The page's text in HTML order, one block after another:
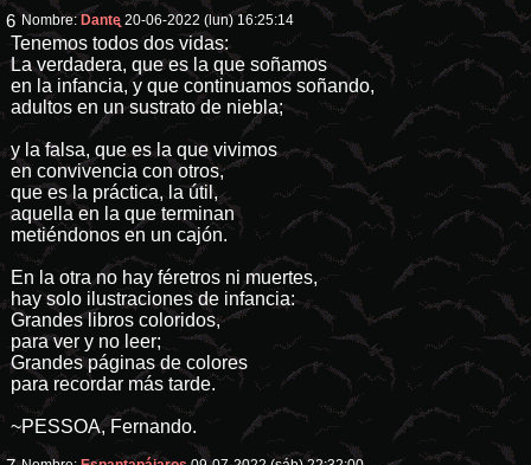
6 Nombre: Dantᶒ 20-06-2022 (lun) 16:25:14
Tenemos todos dos vidas:
La verdadera, que es la que soñamos
en la infancia, y que continuamos soñando,
adultos en un sustrato de niebla;
y la falsa, que es la que vivimos
en convivencia con otros,
que es la práctica, la útil,
aquella en la que terminan
metiéndonos en un cajón.
En la otra no hay féretros ni muertes,
hay solo ilustraciones de infancia:
Grandes libros coloridos,
para ver y no leer;
Grandes páginas de colores
para recordar más tarde.
~PESSOA, Fernando.